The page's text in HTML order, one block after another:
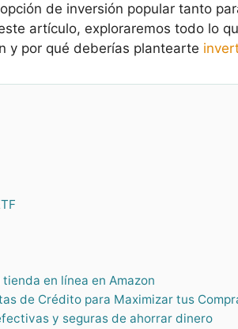
de inversión popular tanto
artículo, exploraremos todo lo
y por qué deberías plantearte
en línea en Amazon
de Crédito para Maximizar tus
y seguras de ahorrar dinero